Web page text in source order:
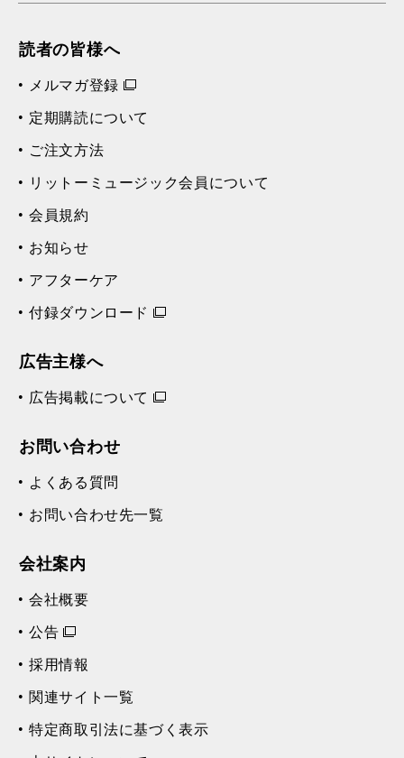
読者の皆様へ
メルマガ登録
定期購読について
ご注文方法
リットーミュージック会員について
会員規約
お知らせ
アフターケア
付録ダウンロード
広告主様へ
広告掲載について
お問い合わせ
よくある質問
お問い合わせ先一覧
会社案内
会社概要
公告
採用情報
関連サイト一覧
特定商取引法に基づく表示